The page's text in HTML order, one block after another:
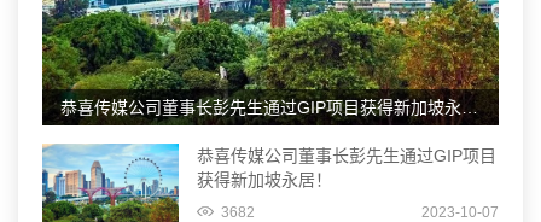
恭喜传媒公司董事长彭先生通过GIP项目获得新加坡永居！
恭喜传媒公司董事长彭先生通过GIP项目
获得新加坡永居！
3682 2023-10-07